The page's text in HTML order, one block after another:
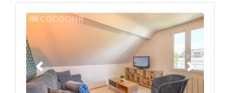
Précédent Suivant